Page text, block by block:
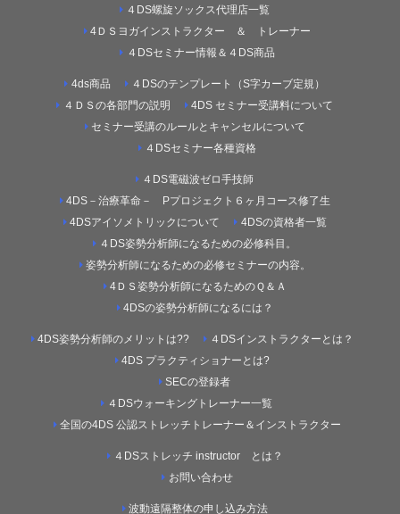
４DS螺旋ソックス代理店一覧
4ＤＳヨガインストラクター ＆ トレーナー
４DSセミナー情報＆４DS商品
4ds商品
４DSのテンプレート（S字カーブ定規）
４ＤＳの各部門の説明
4DS セミナー受講料について
セミナー受講のルールとキャンセルについて
４DSセミナー各種資格
４DS電磁波ゼロ手技師
4DS－治療革命－ Pプロジェクト６ヶ月コース修了生
4DSアイソメトリックについて
4DSの資格者一覧
４DS姿勢分析師になるための必修科目。
姿勢分析師になるための必修セミナーの内容。
4ＤＳ姿勢分析師になるためのＱ＆Ａ
4DSの姿勢分析師になるには？
4DS姿勢分析師のメリットは??
４DSインストラクターとは？
4DS プラクティショナーとは?
SECの登録者
４DSウォーキングトレーナー一覧
全国の4DS 公認ストレッチトレーナー＆インストラクター
４DSストレッチ instructor とは？
お問い合わせ
波動遠隔整体の申し込み方法